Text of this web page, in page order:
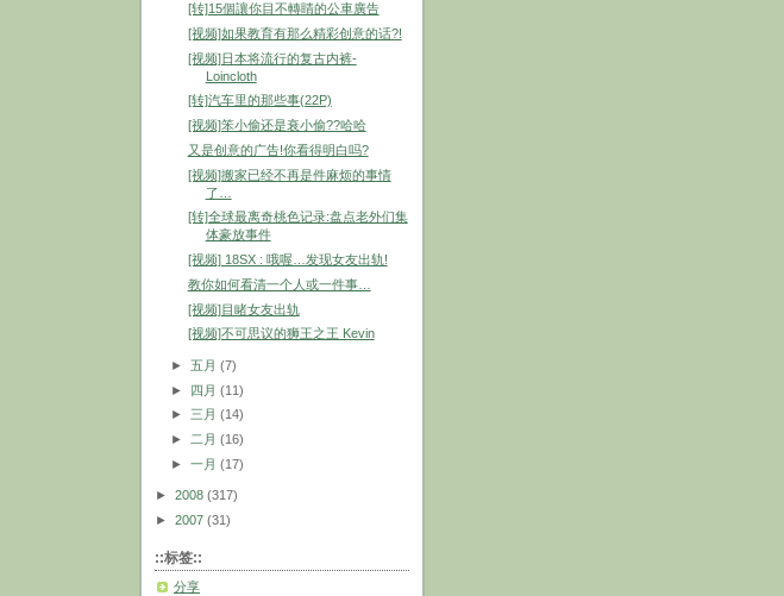
[转]15個讓你目不轉睛的公車廣告
[视频]如果教育有那么精彩创意的话?!
[视频]日本将流行的复古内裤-
Loincloth
[转]汽车里的那些事(22P)
[视频]笨小偷还是衰小偷??哈哈
又是创意的广告!你看得明白吗?
[视频]搬家已经不再是件麻烦的事情
了…
[转]全球最离奇桃色记录:盘点老外们集
体豪放事件
[视频] 18SX : 哦喔…发现女友出轨!
教你如何看清一个人或一件事…
[视频]目睹女友出轨
[视频]不可思议的狮王之王 Kevin
►五月(7)
► 四月(11)
► 三月(14)
► 二月(16)
►一月(17)
► 2008 (317)
► 2007 (31)
::标签::
分享